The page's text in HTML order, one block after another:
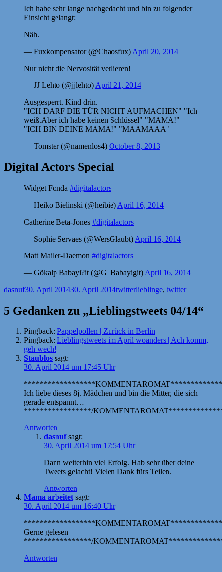
Ich habe sehr lange nachgedacht und bin zu folgender
Einsicht gelangt:
Näh.
— Fuxkompensator (@Chaosfux) April 20, 2014
Nur nicht die Nervosität verlieren!
— JJ Lehto (@jjlehto) April 21, 2014
Ausgesperrt. Kind drin.
"ICH DARF DIE TÜR NICHT AUFMACHEN" "Ich
weiß.Aber ich habe keinen Schlüssel" "MAMA!"
"ICH BIN DEINE MAMA!" "MAAMAAA"
— Tomster (@namenlos4) October 8, 2013
Digital Actors Special
Widget Fonda #digitalactors
— Heiko Bielinski (@heibie) April 16, 2014
Catherine Beta-Jones #digitalactors
— Sophie Servaes (@WersGlaubt) April 16, 2014
Matt Mailer-Daemon #digitalactors
— Gökalp Babayi?it (@G_Babayigit) April 16, 2014
Autor
dasnufVeröffentlicht
30. April 201430. April 2014Kategorien
twitterSchlagwörter
lieblinge, twitter
5 Gedanken zu „Lieblingstweets 04/14“
Pingback: Pappelpollen | Zurück in Berlin
Pingback: Lieblingstweets im April woanders | Ach komm,
geh wech!
Staublos sagt:
30. April 2014 um 17:45 Uhr
Ich liebe dieses 8j. Mädchen und bin die Mitter, die sich
gerade entspannt…
*****************/
Antworten
dasnuf sagt:
30. April 2014 um 17:54 Uhr
Dann weiterhin viel Erfolg. Hab sehr über deine
Tweets gelacht! Vielen Dank fürs Teilen.
Antworten
Mama arbeitet sagt:
30. April 2014 um 16:40 Uhr
Gerne gelesen
*****************/
Antworten